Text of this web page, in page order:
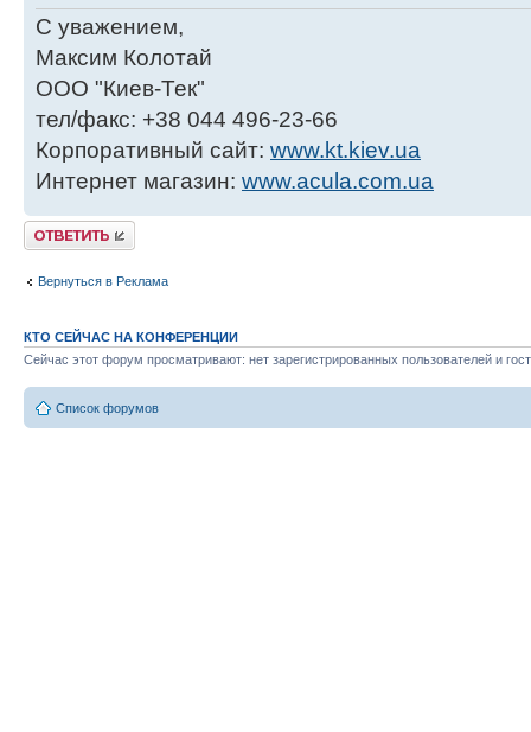
С уважением,
Максим Колотай
ООО "Киев-Тек"
тел/факс: +38 044 496-23-66
Корпоративный сайт: www.kt.kiev.ua
Интернет магазин: www.acula.com.ua
Ответить
Вернуться в Реклама
КТО СЕЙЧАС НА КОНФЕРЕНЦИИ
Сейчас этот форум просматривают: нет зарегистрированных пользователей и
Список форумов